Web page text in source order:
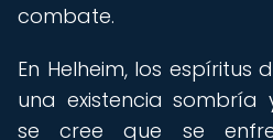
combate.
En Helheim, los espíritus
una existencia sombría
se cree que se